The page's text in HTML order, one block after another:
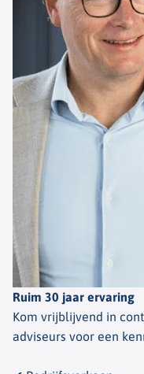
Ruim 30 jaar ervaring
Kom vrijblijvend in
adviseurs voor een